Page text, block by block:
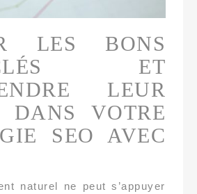
LES BONS
CLÉS ET
LEUR
DANS VOTRE
SEO AVEC
naturel ne peut s’appuyer